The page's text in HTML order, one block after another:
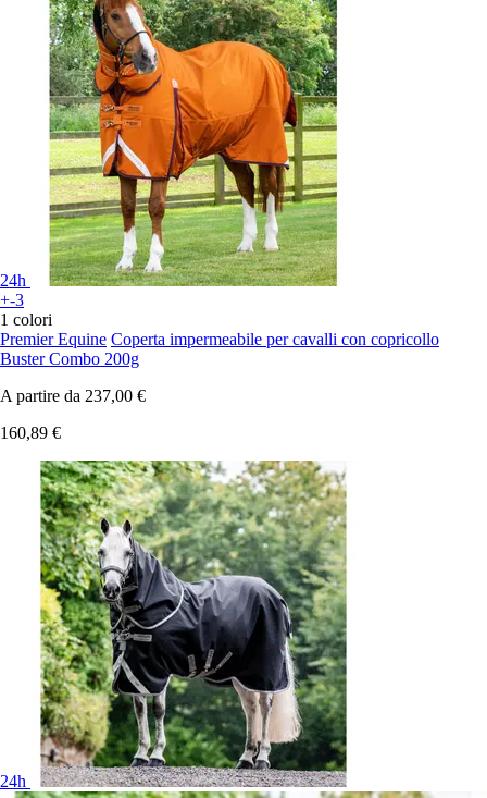
24h
+-3
1 colori
Premier Equine Coperta impermeabile per cavalli con copricollo
Buster Combo 200g
A partire da 237,00 €
160,89 €
24h